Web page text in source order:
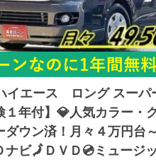
エース ロング スーパ
１年付】💎人気カラー・
ダウン済！月々４万円台
ナビ🗾ＤＶＤ💿ミュージ